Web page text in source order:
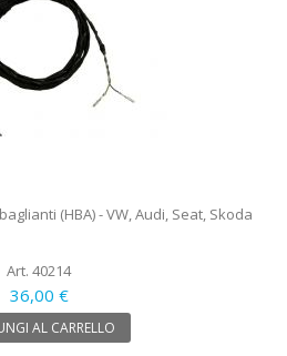
(HBA) - VW, Audi, Seat, Skoda
Art. 40214
36,00 €
AL CARRELLO